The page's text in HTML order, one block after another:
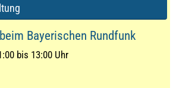
Bayerischen Rundfunk
bis 13:00 Uhr